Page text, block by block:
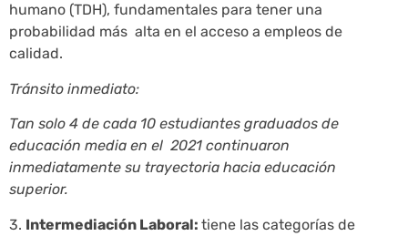
humano (TDH), fundamentales para tener una
probabilidad más alta en el acceso a empleos de
calidad.
Tránsito inmediato:
Tan solo 4 de cada 10 estudiantes graduados de
educación media en el 2021 continuaron
inmediatamente su trayectoria hacia educación
superior.
3. Intermediación Laboral: tiene las categorías de